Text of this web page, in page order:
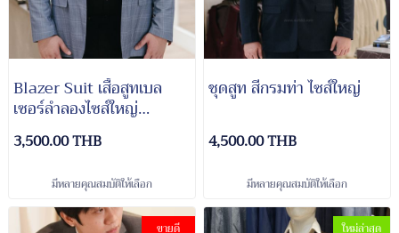
Blazer Suit เสื้อสูทเบล
เซอร์ลำลองไซส์ใหญ่
รุ่นCheck Blue
3,500.00 THB
มีหลายคุณสมบัติให้เลือก
ชุดสูท สีกรมท่า ไซส์ใหญ่
4,500.00 THB
มีหลายคุณสมบัติให้เลือก
ขายดี ใหม่ล่าสุด